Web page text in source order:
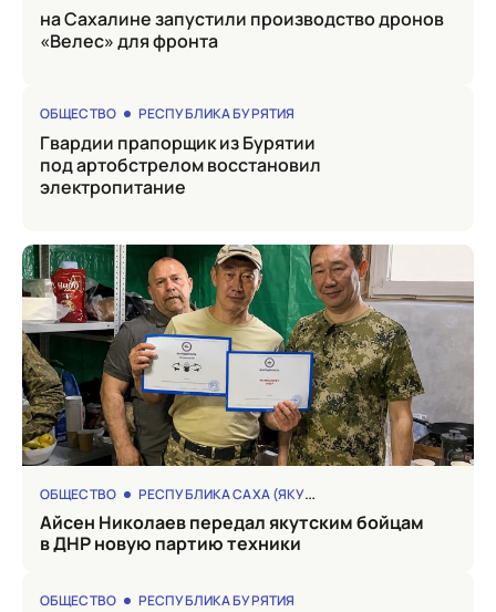
на Сахалине запустили производство дронов
«Велес» для фронта
ОБЩЕСТВО РЕСПУБЛИКА БУРЯТИЯ
Гвардии прапорщик из Бурятии
под артобстрелом восстановил
электропитание
ОБЩЕСТВО РЕСПУБЛИКА САХА (ЯКУТИЯ)
Айсен Николаев передал якутским бойцам
в ДНР новую партию техники
ОБЩЕСТВО РЕСПУБЛИКА БУРЯТИЯ